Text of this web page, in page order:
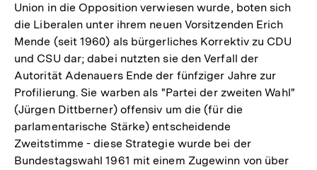
Union in die Opposition verwiesen wurde, boten sich
die Liberalen unter ihrem neuen Vorsitzenden Erich
Mende (seit 1960) als bürgerliches Korrektiv zu CDU
und CSU dar; dabei nutzten sie den Verfall der
Autorität Adenauers Ende der fünfziger Jahre zur
Profilierung. Sie warben als "Partei der zweiten Wahl"
(Jürgen Dittberner) offensiv um die (für die
parlamentarische Stärke) entscheidende
Zweitstimme - diese Strategie wurde bei der
Bundestagswahl 1961 mit einem Zugewinn von über